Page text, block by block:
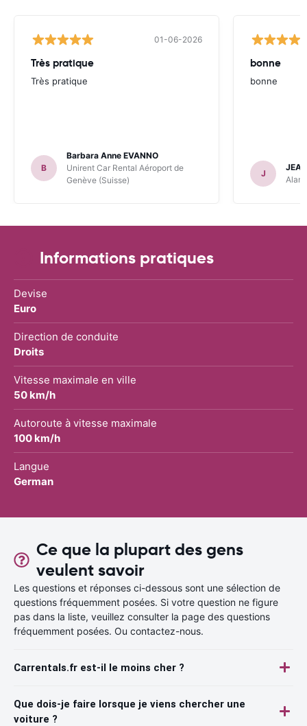
01-06-2026
Très pratique
Très pratique
B
Barbara Anne EVANNO
Unirent Car Rental Aéroport de
Genève (Suisse)
bonne
bonne
J
Informations pratiques
Devise
Euro
Direction de conduite
Droits
Vitesse maximale en ville
50 km/h
Autoroute à vitesse maximale
100 km/h
Langue
German
Ce que la plupart des gens
veulent savoir
Les questions et réponses ci-dessous sont une sélection de
questions fréquemment posées. Si votre question ne figure
pas dans la liste, veuillez consulter la page des questions
fréquemment posées. Ou contactez-nous.
Carrentals.fr est-il le moins cher ?
Que dois-je faire lorsque je viens chercher une
voiture ?